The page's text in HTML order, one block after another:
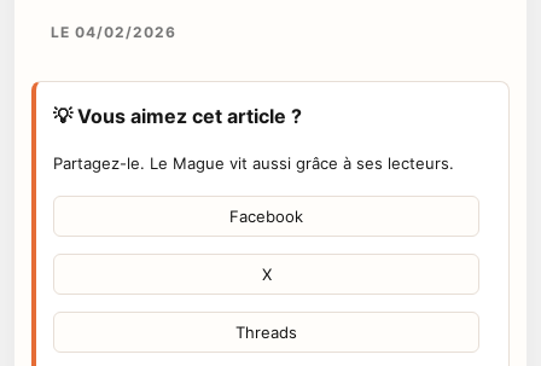
LE 04/02/2026
💡 Vous aimez cet article ?
Partagez-le. Le Mague vit aussi grâce à ses lecteurs.
Facebook
X
Threads